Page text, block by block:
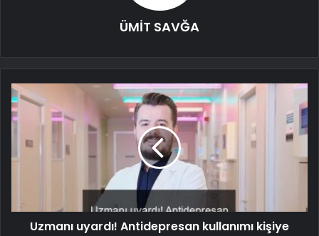
ÜMİT SAVĞA
Uzmanı uyardı! Antidepresan kullanımı kişiye